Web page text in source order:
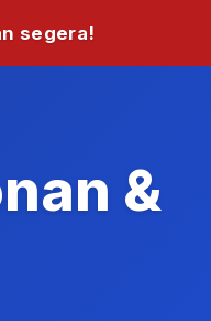
segera!
&